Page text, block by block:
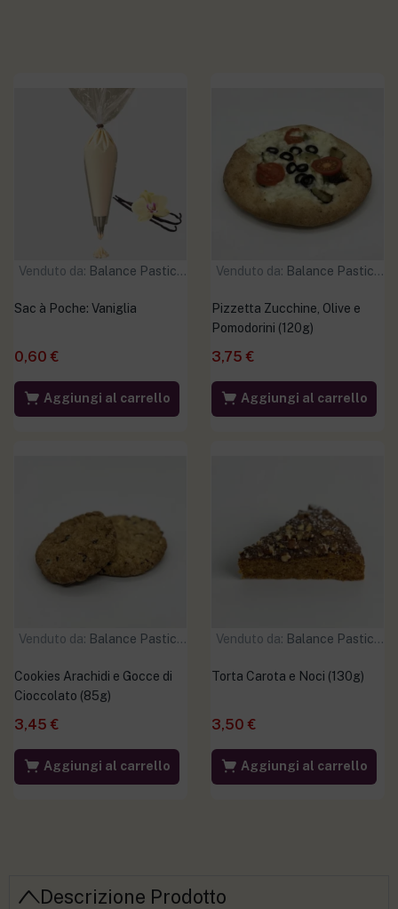
Venduto da: Balance Pasticceria
Sac à Poche: Vaniglia
0,60 €
Aggiungi al carrello
Venduto da: Balance Pasticceria
Pizzetta Zucchine, Olive e
Pomodorini (120g)
3,75 €
Aggiungi al carrello
Venduto da: Balance Pasticceria
Cookies Arachidi e Gocce di
Cioccolato (85g)
3,45 €
Aggiungi al carrello
Venduto da: Balance Pasticceria
Torta Carota e Noci (130g)
3,50 €
Aggiungi al carrello
Descrizione Prodotto